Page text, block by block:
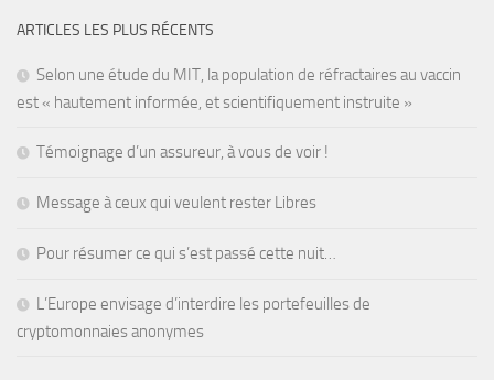
ARTICLES LES PLUS RÉCENTS
Selon une étude du MIT, la population de réfractaires au vaccin
est « hautement informée, et scientifiquement instruite »
Témoignage d’un assureur, à vous de voir !
Message à ceux qui veulent rester Libres
Pour résumer ce qui s’est passé cette nuit…
L’Europe envisage d’interdire les portefeuilles de
cryptomonnaies anonymes